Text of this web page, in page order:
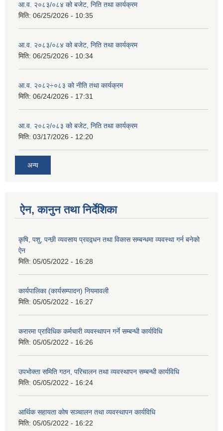
आ.व. २०८३/०८४ को बजेट, निति तथा कार्यक्रम
मिति: 06/25/2026 - 10:35
आ.व. २०८३/०८४ को बजेट, निति तथा कार्यक्रम
मिति: 06/25/2026 - 10:34
आ.व. २०८२÷०८३ को नीति तथा कार्यक्रम
मिति: 06/24/2026 - 17:31
आ.व. २०८२/०८३ को बजेट, निति तथा कार्यक्रम
मिति: 03/17/2026 - 12:20
अन्य
ऐन, कानुन तथा निर्देशिका
कृषि, पशु, पन्छी व्यवसाय प्रवद्र्धन तथा विकास सम्बन्धमा व्यवस्था गर्न बनेको
ऐन
मिति: 05/05/2022 - 16:28
कार्यपालिका (कार्यसम्पादन) नियमावली
मिति: 05/05/2022 - 16:27
करारमा प्राविधिक कर्मचारी व्यवस्थापन गर्ने सम्बन्धी कार्यविधि
मिति: 05/05/2022 - 16:26
उपभोक्ता समिति गठन, परिचालन तथा व्यवस्थापन सम्बन्धी कार्यविधि
मिति: 05/05/2022 - 16:24
आर्थिक सहायता कोष सञ्चालन तथा व्यवस्थापन कार्यविधि
मिति: 05/05/2022 - 16:22